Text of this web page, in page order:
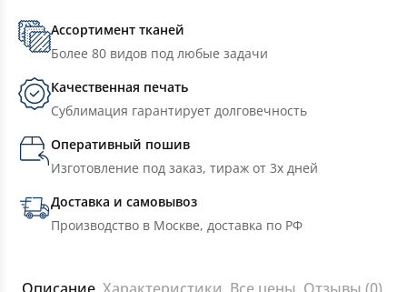
Ассортимент тканей
Более 80 видов под любые задачи
Качественная печать
Сублимация гарантирует долговечность
Оперативный пошив
Изготовление под заказ, тираж от 3х дней
Доставка и самовывоз
Производство в Москве, доставка по РФ